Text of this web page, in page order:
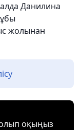
Данилина
жолынан
оқыңыз